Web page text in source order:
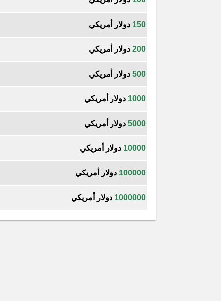
150 دولار أمريكي
200 دولار أمريكي
500 دولار أمريكي
1000 دولار أمريكي
5000 دولار أمريكي
10000 دولار أمريكي
100000 دولار أمريكي
1000000 دولار أمريكي